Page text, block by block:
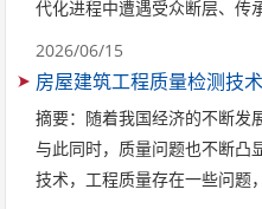
代化进程中遭遇受众断层、
2026/06/15
房屋建筑工程质量检测技
摘要：随着我国经济的不断发
与此同时，质量问题也不断凸
技术，工程质量存在一些问